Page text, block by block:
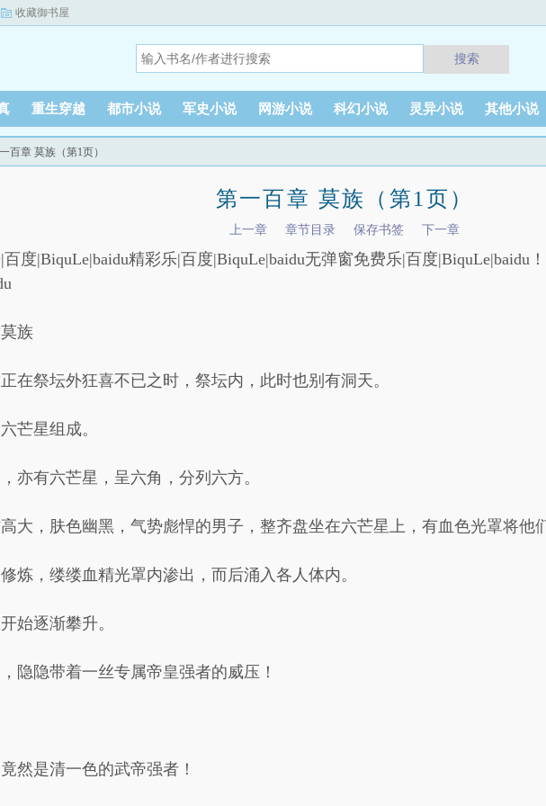
收藏御书屋
搜索
重生穿越 都市小说 军史小说 网游小说 科幻小说 灵异小说 其他小说
百章 莫族（第1页）
第一百章 莫族（第1页）
上一章 章节目录 保存书签 下一章
度|BiquLe|baidu精彩乐|百度|BiquLe|baidu无弹窗免费乐|百度|BiquLe|baidu
族
在祭坛外狂喜不已之时，祭坛内，此时也别有洞天。
芒星组成。
亦有六芒星，呈六角，分列六方。
大，肤色幽黑，气势彪悍的男子，整齐盘坐在六芒星上，有血色光罩将他
炼，缕缕血精光罩内渗出，而后涌入各人体内。
始逐渐攀升。
隐隐带着一丝专属帝皇强者的威压！
然是清一色的武帝强者！